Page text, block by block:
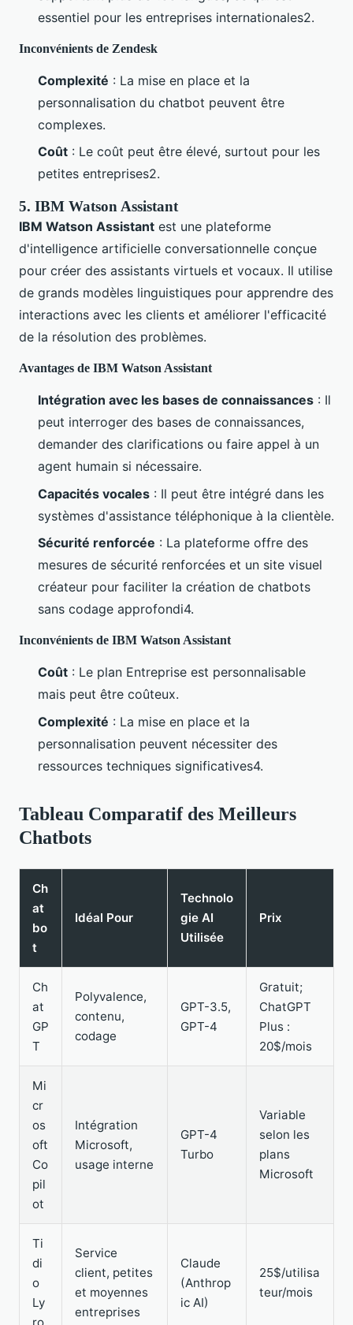
essentiel pour les entreprises internationales2.
Inconvénients de Zendesk
Complexité : La mise en place et la
personnalisation du chatbot peuvent être
complexes.
Coût : Le coût peut être élevé, surtout pour les
petites entreprises2.
5. IBM Watson Assistant
IBM Watson Assistant est une plateforme
d'intelligence artificielle conversationnelle conçue
pour créer des assistants virtuels et vocaux. Il utilise
de grands modèles linguistiques pour apprendre des
interactions avec les clients et améliorer l'efficacité
de la résolution des problèmes.
Avantages de IBM Watson Assistant
Intégration avec les bases de connaissances : Il
peut interroger des bases de connaissances,
demander des clarifications ou faire appel à un
agent humain si nécessaire.
Capacités vocales : Il peut être intégré dans les
systèmes d'assistance téléphonique à la clientèle.
Sécurité renforcée : La plateforme offre des
mesures de sécurité renforcées et un site visuel
créateur pour faciliter la création de chatbots
sans codage approfondi4.
Inconvénients de IBM Watson Assistant
Coût : Le plan Entreprise est personnalisable
mais peut être coûteux.
Complexité : La mise en place et la
personnalisation peuvent nécessiter des
ressources techniques significatives4.
Tableau Comparatif des Meilleurs
Chatbots
Ch
at
bo
t
Idéal Pour
Technolo
gie AI
Utilisée
Prix
Ch
at
GP
T
Polyvalence,
contenu,
codage
GPT-3.5,
GPT-4
Gratuit;
ChatGPT
Plus :
20$/mois
Mi
cr
os
oft
Co
pil
ot
Intégration
Microsoft,
usage interne
GPT-4
Turbo
Variable
selon les
plans
Microsoft
Ti
di
o
Ly
ro
Service
client, petites
et moyennes
entreprises
Claude
(Anthrop
ic AI)
25$/utilisa
teur/mois